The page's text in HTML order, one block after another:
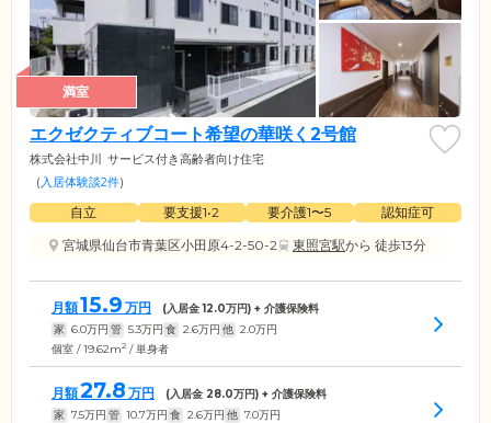
満室
エクゼクティブコート希望の華咲く2号館
株式会社中川
サービス付き高齢者向け住宅
(入居体験談2件)
自立 要支援1•2 要介護1〜5
認知症可
宮城県仙台市青葉区小田原4-2-50-2
東照宮駅から 徒歩13分
月額15.9 万円 (入居金12.0万円) + 介護保険料
家 6.0万円 管 5.3万円 食 2.6万円 他 2.0万円
個室 / 19.62m2 / 単身者
月額27.8 万円 (入居金 28.0万円) + 介護保険料
家 7.5万円 管 10.7万円 食 2.6万円 他 7.0万円